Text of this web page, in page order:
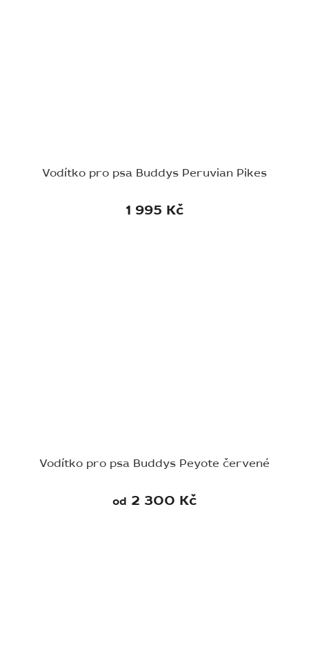
Vodítko pro psa Buddys Peruvian Pikes
1 995 Kč
Vodítko pro psa Buddys Peyote červené
od 2 300 Kč